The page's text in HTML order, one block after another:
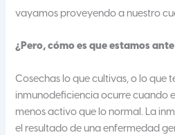
vayamos proveyendo a nuestro
¿Pero, cómo es que estamos
Cosechas lo que cultivas, o lo que
inmunodeficiencia ocurre cuando
menos activo que lo normal. La
el resultado de una enfermedad